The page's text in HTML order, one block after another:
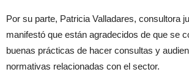
Por su parte, Patricia Valladares, consultora
manifestó que están agradecidos de que se
buenas prácticas de hacer consultas y
normativas relacionadas con el sector.